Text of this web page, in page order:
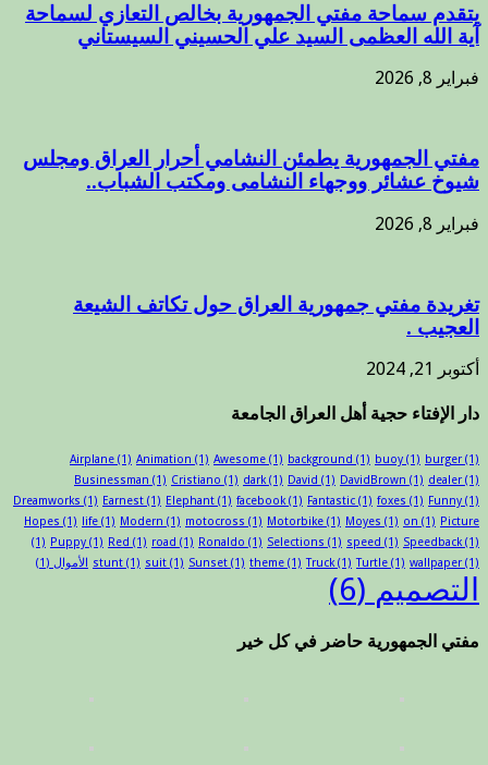
يتقدم سماحة مفتي الجمهورية بخالص التعازي لسماحة
آية الله العظمى السيد علي الحسيني السيستاني
فبراير 8, 2026
مفتي الجمهورية يطمئن النشامي أحرار العراق ومجلس
شيوخ عشائر ووجهاء النشامى ومكتب الشباب..
فبراير 8, 2026
تغريدة مفتي جمهورية العراق حول تكاتف الشيعة
العجيب .
أكتوبر 21, 2024
دار الإفتاء حجية أهل العراق الجامعة
Airplane (1) Animation (1) Awesome (1) background (1) buoy (1) burger (1)
Businessman (1) Cristiano (1) dark(1) David (1) DavidBrown (1) dealer (1)
Dreamworks (1) Earnest (1) Elephant (1) facebook(1) Fantastic (1) foxes (1) Funny (1)
Hopes (1) life (1) Modern (1) motocross (1) Motorbike (1) Moyes (1) on (1) Picture
(1) Puppy (1) Red (1) road (1) Ronaldo (1) Selections (1) speed (1) Speedback(1)
stunt (1) suit (1) Sunset (1) theme (1) Truck(1) Turtle (1) wallpaper (1) الأموال (1)
التصميم (6)
مفتي الجمهورية حاضر في كل خير